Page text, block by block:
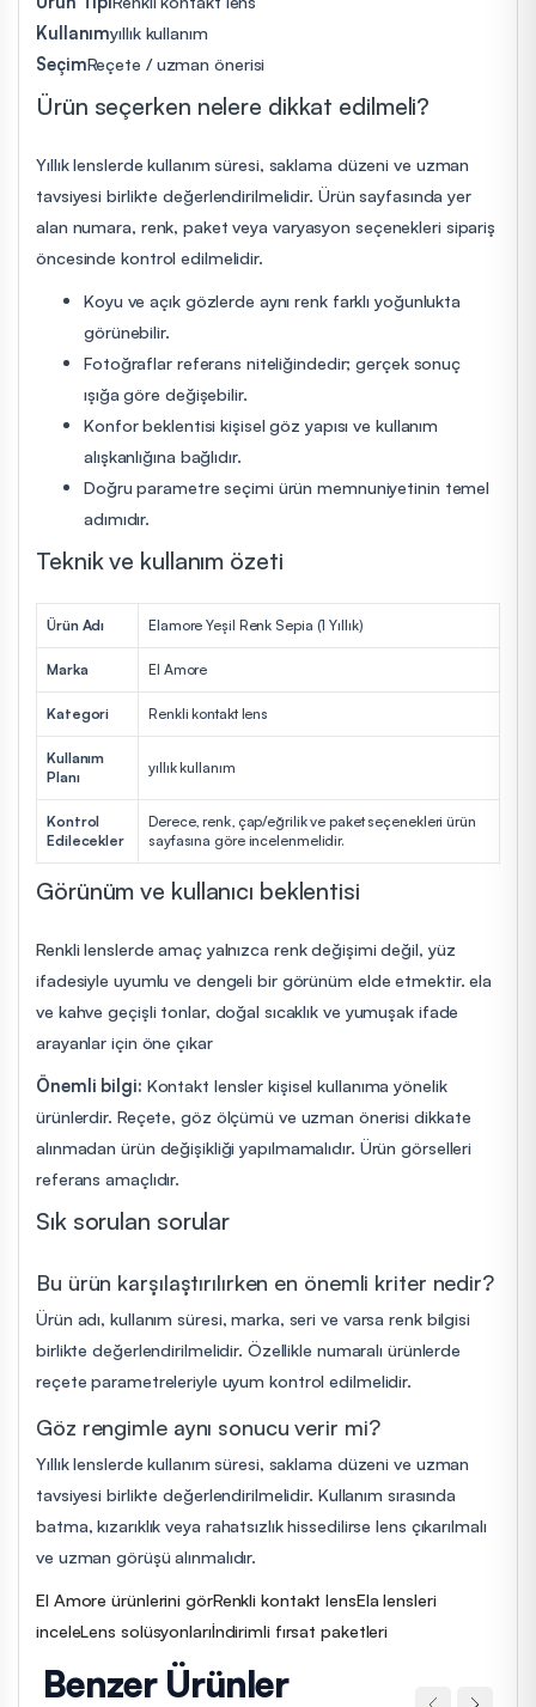
Kullanımyıllık kullanım
SeçimReçete / uzman önerisi
Ürün seçerken nelere dikkat edilmeli?
Yıllık lenslerde kullanım süresi, saklama düzeni ve uzman
tavsiyesi birlikte değerlendirilmelidir. Ürün sayfasında yer
alan numara, renk, paket veya varyasyon seçenekleri sipariş
öncesinde kontrol edilmelidir.
Koyu ve açık gözlerde aynı renk farklı yoğunlukta
görünebilir.
Fotoğraflar referans niteliğindedir; gerçek sonuç
ışığa göre değişebilir.
Konfor beklentisi kişisel göz yapısı ve kullanım
alışkanlığına bağlıdır.
Doğru parametre seçimi ürün memnuniyetinin temel
adımıdır.
Teknik ve kullanım özeti
Ürün Adı Elamore Yeşil Renk Sepia (1 Yıllık)
Marka El Amore
Kategori Renkli kontakt lens
Kullanım
Planı
yıllık kullanım
Kontrol
Edilecekler
Derece, renk, çap/eğrilik ve paket seçenekleri ürün
sayfasına göre incelenmelidir.
Görünüm ve kullanıcı beklentisi
Renkli lenslerde amaç yalnızca renk değişimi değil, yüz
ifadesiyle uyumlu ve dengeli bir görünüm elde etmektir. ela
ve kahve geçişli tonlar, doğal sıcaklık ve yumuşak ifade
arayanlar için öne çıkar
Önemli bilgi: Kontakt lensler kişisel kullanıma yönelik
ürünlerdir. Reçete, göz ölçümü ve uzman önerisi dikkate
alınmadan ürün değişikliği yapılmamalıdır. Ürün görselleri
referans amaçlıdır.
Sık sorulan sorular
Bu ürün karşılaştırılırken en önemli kriter nedir?
Ürün adı, kullanım süresi, marka, seri ve varsa renk bilgisi
birlikte değerlendirilmelidir. Özellikle numaralı ürünlerde
reçete parametreleriyle uyum kontrol edilmelidir.
Göz rengimle aynı sonucu verir mi?
Yıllık lenslerde kullanım süresi, saklama düzeni ve uzman
tavsiyesi birlikte değerlendirilmelidir. Kullanım sırasında
batma, kızarıklık veya rahatsızlık hissedilirse lens çıkarılmalı
ve uzman görüşü alınmalıdır.
El Amore ürünlerini görRenkli kontakt lensEla lensleri
inceleLens solüsyonlarıİndirimli fırsat paketleri
Benzer Ürünler